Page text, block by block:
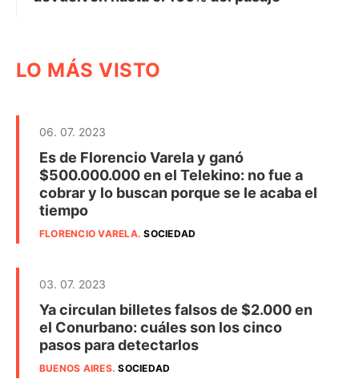
LO MÁS VISTO
06. 07. 2023
Es de Florencio Varela y ganó
$500.000.000 en el Telekino: no fue a
cobrar y lo buscan porque se le acaba el
tiempo
FLORENCIO VARELA.SOCIEDAD
03. 07. 2023
Ya circulan billetes falsos de $2.000 en
el Conurbano: cuáles son los cinco
pasos para detectarlos
BUENOS AIRES.SOCIEDAD